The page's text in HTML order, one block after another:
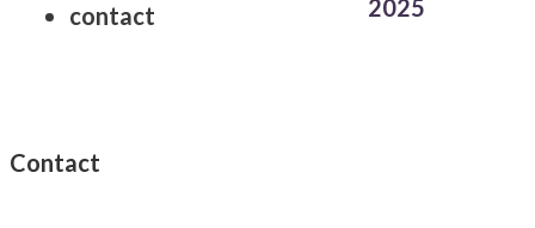
contact
Contact